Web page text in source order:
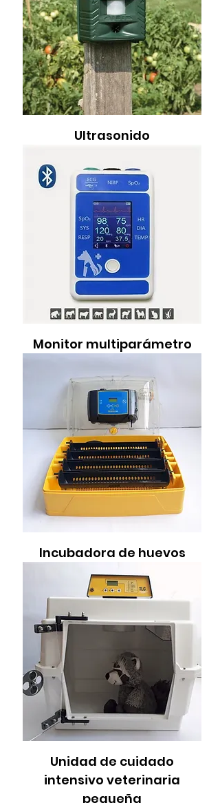
Ultrasonido
Monitor multiparámetro
Incubadora de huevos
Unidad de cuidado
intensivo veterinaria
pequeña